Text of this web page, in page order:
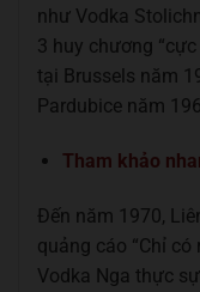
như Vodka
3 huy chương
tại Brussels năm
Pardubice năm
Tham khảo
Đến năm 1970,
quảng cáo “Chỉ
Vodka Nga thực